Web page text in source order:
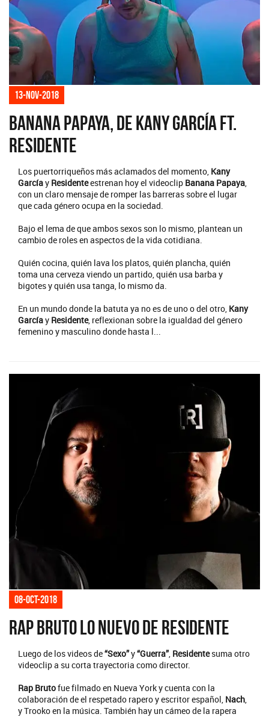
13-nov-2018
Banana Papaya, de Kany García Ft.
Residente
Los puertorriqueños más aclamados del momento, Kany
Garcíay Residenteestrenan hoy el videoclip Banana Papaya,
con un claro mensaje de romper las barreras sobre el lugar
que cada género ocupa en la sociedad.
Bajo el lema de que ambos sexos son lo mismo, plantean un
cambio de roles en aspectos de la vida cotidiana.
Quién cocina, quién lava los platos, quién plancha, quién
toma una cerveza viendo un partido, quién usa barba y
bigotes y quién usa tanga, lo mismo da.
En un mundo donde la batuta ya no es de uno o del otro, Kany
Garcíay Residente, reflexionan sobre la igualdad del género
femenino y masculino donde hasta l...
08-oct-2018
Rap Bruto lo nuevo de Residente
Luego de los videos de“Sexo”y“Guerra”, Residentesuma otro
videoclip a su corta trayectoria como director.
Rap Brutofue filmado en Nueva York y cuenta con la
colaboración de el respetado rapero y escritor español, Nach
y Trooko en la música. También hay un cámeo de la rapera